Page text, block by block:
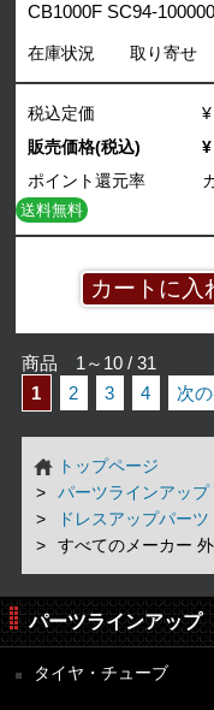
CB1000F SC94-
在庫状況 取り寄せ
税込定価
販売価格(税込)
ポイント還元率
送料無料
商品 1～10 / 31
1
2 3 4 次
トップページ
パーツラインアップ
ドレスアップパーツ
すべてのメーカー
パーツラインアップ
タイヤ・チューブ